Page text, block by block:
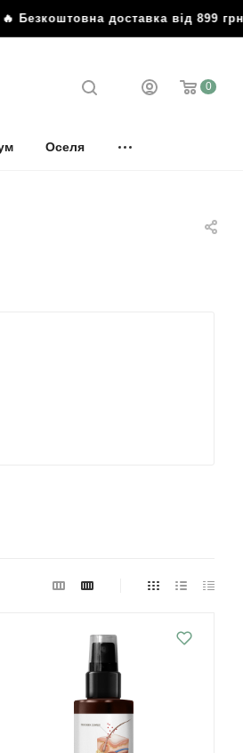
доставка від 899 грн до
0
Оселя